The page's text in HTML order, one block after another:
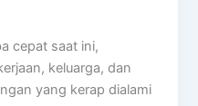
cepat saat ini,
keluarga, dan
yang kerap dialami